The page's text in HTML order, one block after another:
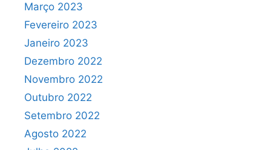
Março 2023
Fevereiro 2023
Janeiro 2023
Dezembro 2022
Novembro 2022
Outubro 2022
Setembro 2022
Agosto 2022